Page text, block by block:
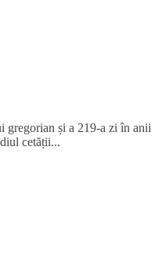
gregorian și a 219-a zi în anii
cetății...